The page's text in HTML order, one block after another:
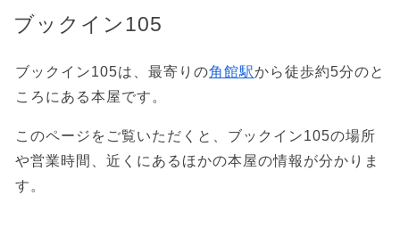
ブックイン105
ブックイン105は、最寄りの角館駅から徒歩約5分のと
ころにある本屋です。
このページをご覧いただくと、ブックイン105の場所
や営業時間、近くにあるほかの本屋の情報が分かりま
す。